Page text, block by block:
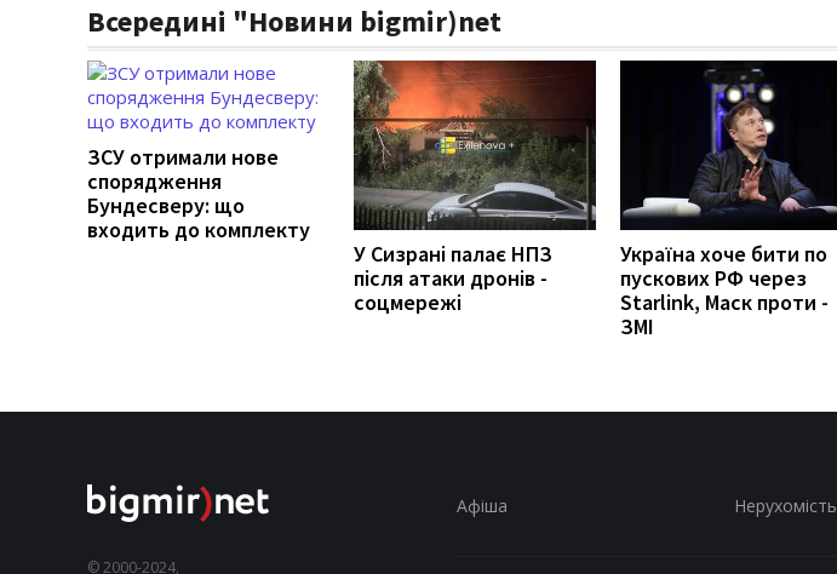
Всередині "Новини bigmir)net
ЗСУ отримали нове
спорядження
Бундесверу: що
входить до комплекту
У Сизрані палає НПЗ
після атаки дронів -
соцмережі
Україна хоче бити по
пускових РФ через
Starlink, Маск проти -
ЗМІ
© 2000-2024,
Афіша Нерухомість